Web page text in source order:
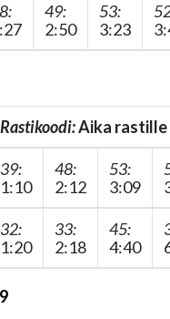
49:
2:50
53:
3:23
Rastikoodi:Aika rastille
39:
1:10
48:
2:12
53:
3:09
32:
1:20
33:
2:18
45:
4:40